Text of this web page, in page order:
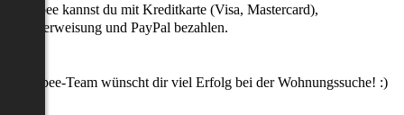
Flatbee kannst du mit Kreditkarte (Visa, Mastercard),
und PayPal bezahlen.
Flatbee-Team wünscht dir viel Erfolg bei der Wohnungssuche! :)